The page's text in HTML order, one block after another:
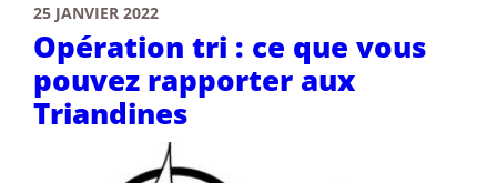
25 JANVIER 2022
Opération tri : ce que vous
pouvez rapporter aux
Triandines